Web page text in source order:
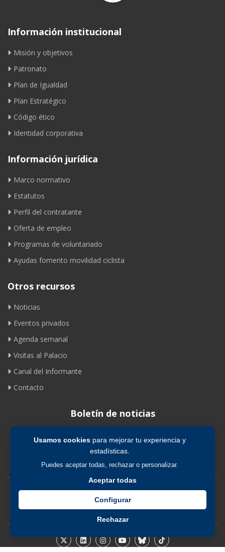
Usamos cookiespara mejorar tu experiencia y
estadísticas.
Puedes aceptar todas, rechazar o personalizar.
Aceptar todas
Configurar
Rechazar
Información institucional
Misión y objetivos
Patronato
Plan de Igualdad
Plan Estratégico
Código ético
Identidad corporativa
Información jurídica
Marco normativo
Estatutos
Perfil del contratante
Oferta de empleo
Programas de voluntariado
Ayudas fomento movilidad ciclista
Otros recursos
Noticias
Eventos privados
Agenda semanal
Visitas al Palacio
Canal del Informante
Contacto
Boletín de noticias
Suscribirse
Avíso legal | Política de privacidad | Política de cookies